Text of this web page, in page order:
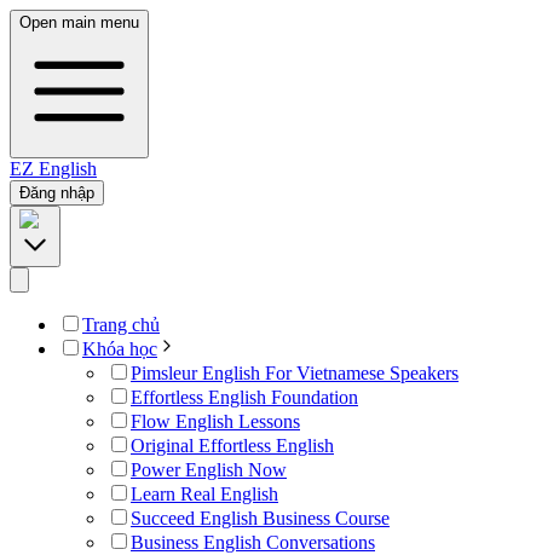
Open main menu
EZ English
Đăng nhập
Trang chủ
Khóa học
Pimsleur English For Vietnamese Speakers
Effortless English Foundation
Flow English Lessons
Original Effortless English
Power English Now
Learn Real English
Succeed English Business Course
Business English Conversations